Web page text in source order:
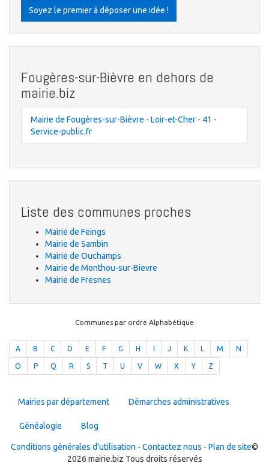
Soyez le premier à déposer une idée !
Fougères-sur-Bièvre en dehors de
mairie.biz
Mairie de Fougères-sur-Bièvre - Loir-et-Cher - 41 -
Service-public.fr
Liste des communes proches
Mairie de Feings
Mairie de Sambin
Mairie de Ouchamps
Mairie de Monthou-sur-Bievre
Mairie de Fresnes
Communes par ordre Alphabétique
A B C D E F G H J K L M N
O P Q R S T U V W X Y Z
Mairies par département Démarches administratives
Généalogie Blog
Conditions générales d'utilisation - Contactez nous - Plan de site©
2026 mairie.biz Tous droits réservés